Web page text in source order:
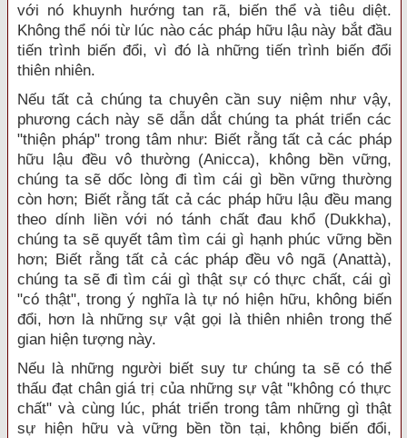
với nó khuynh hướng tan rã, biến thể và tiêu diệt.
Không thể nói từ lúc nào các pháp hữu lậu này bắt đầu
tiến trình biến đổi, vì đó là những tiến trình biến đổi
thiên nhiên.
Nếu tất cả chúng ta chuyên cần suy niệm như vậy,
phương cách này sẽ dẫn dắt chúng ta phát triển các
"thiện pháp" trong tâm như: Biết rằng tất cả các pháp
hữu lậu đều vô thường (Anicca), không bền vững,
chúng ta sẽ dốc lòng đi tìm cái gì bền vững thường
còn hơn; Biết rằng tất cả các pháp hữu lậu đều mang
theo dính liền với nó tánh chất đau khổ (Dukkha),
chúng ta sẽ quyết tâm tìm cái gì hạnh phúc vững bền
hơn; Biết rằng tất cả các pháp đều vô ngã (Anattà),
chúng ta sẽ đi tìm cái gì thật sự có thực chất, cái gì
"có thật", trong ý nghĩa là tự nó hiện hữu, không biến
đổi, hơn là những sự vật gọi là thiên nhiên trong thế
gian hiện tượng này.
Nếu là những người biết suy tư chúng ta sẽ có thể
thấu đạt chân giá trị của những sự vật "không có thực
chất" và cùng lúc, phát triển trong tâm những gì thật
sự hiện hữu và vững bền tồn tại, không biến đổi,